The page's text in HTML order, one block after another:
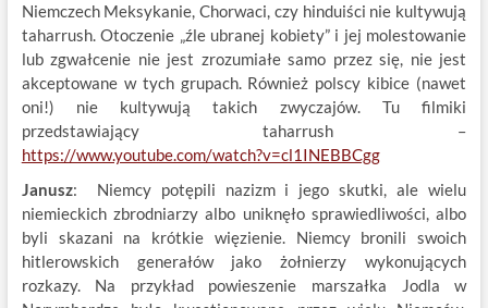
Niemczech Meksykanie, Chorwaci, czy hinduiści nie kultywują
taharrush. Otoczenie „źle ubranej kobiety” i jej molestowanie
lub zgwałcenie nie jest zrozumiałe samo przez się, nie jest
akceptowane w tych grupach. Również polscy kibice (nawet
oni!) nie kultywują takich zwyczajów. Tu filmiki
przedstawiający taharrush –
https://www.youtube.com/watch?v=cl1INEBBCgg
Janusz: Niemcy potępili nazizm i jego skutki, ale wielu
niemieckich zbrodniarzy albo uniknęło sprawiedliwości, albo
byli skazani na krótkie więzienie. Niemcy bronili swoich
hitlerowskich generałów jako żołnierzy wykonujących
rozkazy. Na przykład powieszenie marszałka Jodla w